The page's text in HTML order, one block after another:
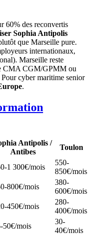
60% des reconvertis
Sophia Antipolis
que Marseille pure.
internationaux,
Marseille reste
CMA CGM/GPMM ou
cyber maritime senior
.
Antipolis /
Antibes
Toulon
1 300€/mois
550-
850€/mois
800€/mois
380-
600€/mois
450€/mois
280-
400€/mois
50€/mois
30-
40€/mois